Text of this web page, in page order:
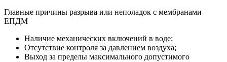
Главные причины разрыва или неполадок с мембранами
ЕПДМ
Наличие механических включений в воде;
Отсутствие контроля за давлением воздуха;
Выход за пределы максимального допустимого